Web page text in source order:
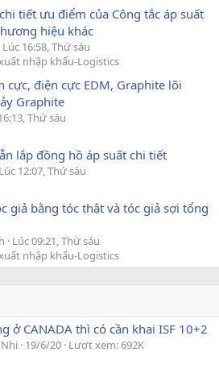
tiết ưu điểm của Công tắc áp suất
hiệu khác
Lúc 16:58, Thứ sáu
nhập khẩu-Logistics
cực, điện cực EDM, Graphite lõi
Graphite
Thứ sáu
lắp đồng hồ áp suất chi tiết
Lúc 12:07, Thứ sáu
giả bằng tóc thật và tóc giả sợi tổng
Lúc 09:21, Thứ sáu
nhập khẩu-Logistics
ở CANADA thì có cần khai ISF 10+2
19/6/20 Lượt xem: 692K